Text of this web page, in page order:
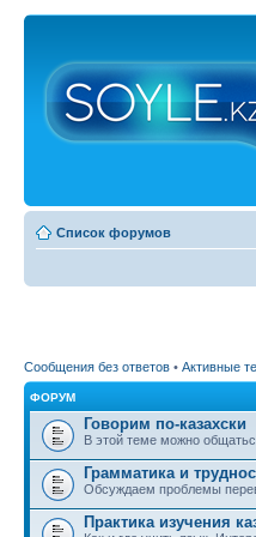
Список форумов
Сообщения без ответов • Активные
ФОРУМ
Говорим по-казахски
В этой теме можно
Грамматика и
Обсуждаем проблемы
Практика изучения